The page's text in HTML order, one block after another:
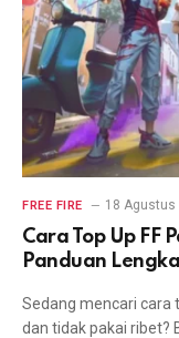
FREE FIRE 18 Agustus
Cara Top Up FF
Panduan
Sedang mencari cara
dan tidak pakai ribet?